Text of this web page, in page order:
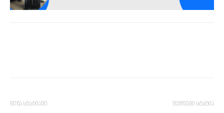
წინა სტატიაში შემდეგი სტატია